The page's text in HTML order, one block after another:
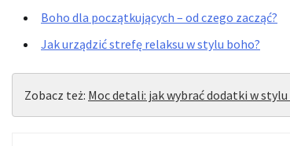
Boho dla początkujących – od czego zacząć?
Jak urządzić strefę relaksu w stylu boho?
Zobacz też: Moc detali: jak wybrać dodatki w stylu